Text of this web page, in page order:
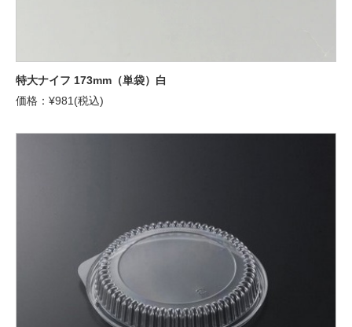
特大ナイフ 173mm（単袋）白
価格：¥981(税込)